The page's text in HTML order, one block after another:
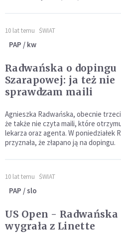
10 lat temu ŚWIAT
PAP / kw
Radwańska o dopingu
Szarapowej: ja też nie
sprawdzam maili
Agnieszka Radwańska, obecnie
że także nie czyta maili, które
lekarza oraz agenta. W poniedziałek
przyznała, że złapano ją na dopingu.
10 lat temu ŚWIAT
PAP / slo
US Open - Radwańska
wygrała z Linette